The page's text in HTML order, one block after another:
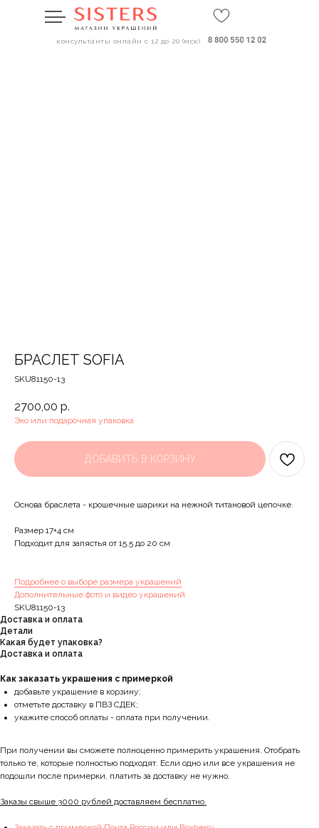
консультанты онлайн с 12 до 20 (мск)
БРАСЛЕТ SOFIA
SKU81150-13
2700,00 р.
Эко или подарочная упаковка
ДОБАВИТЬ В КОРЗИНУ
Основа браслета - крошечные шарики на нежной титановой цепочке.
Размер 17+4 см
Подходит для запястья от 15.5 до 20 см
Подробнее о выборе размера украшений
Дополнительные фото и видео украшений
SKU81150-13
Доставка и оплата
Детали
Какая будет упаковка?
Доставка и оплата
Как заказать украшения с примеркой
добавьте украшение в корзину;
отметьте доставку в ПВЗ СДЕК;
укажите способ оплаты - оплата при получении.
При получении вы сможете полноценно примерить украшения. Отобрать
только те, которые полностью подходят. Если одно или все украшения не
подошли после примерки, платить за доставку не нужно.
Заказы свыше 3000 рублей доставляем бесплатно.